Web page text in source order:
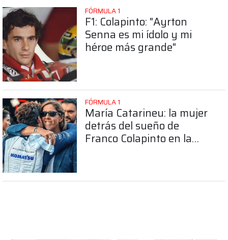
FÓRMULA 1
F1: Colapinto: "Ayrton
Senna es mi ídolo y mi
héroe más grande"
FÓRMULA 1
María Catarineu: la mujer
detrás del sueño de
Franco Colapinto en la